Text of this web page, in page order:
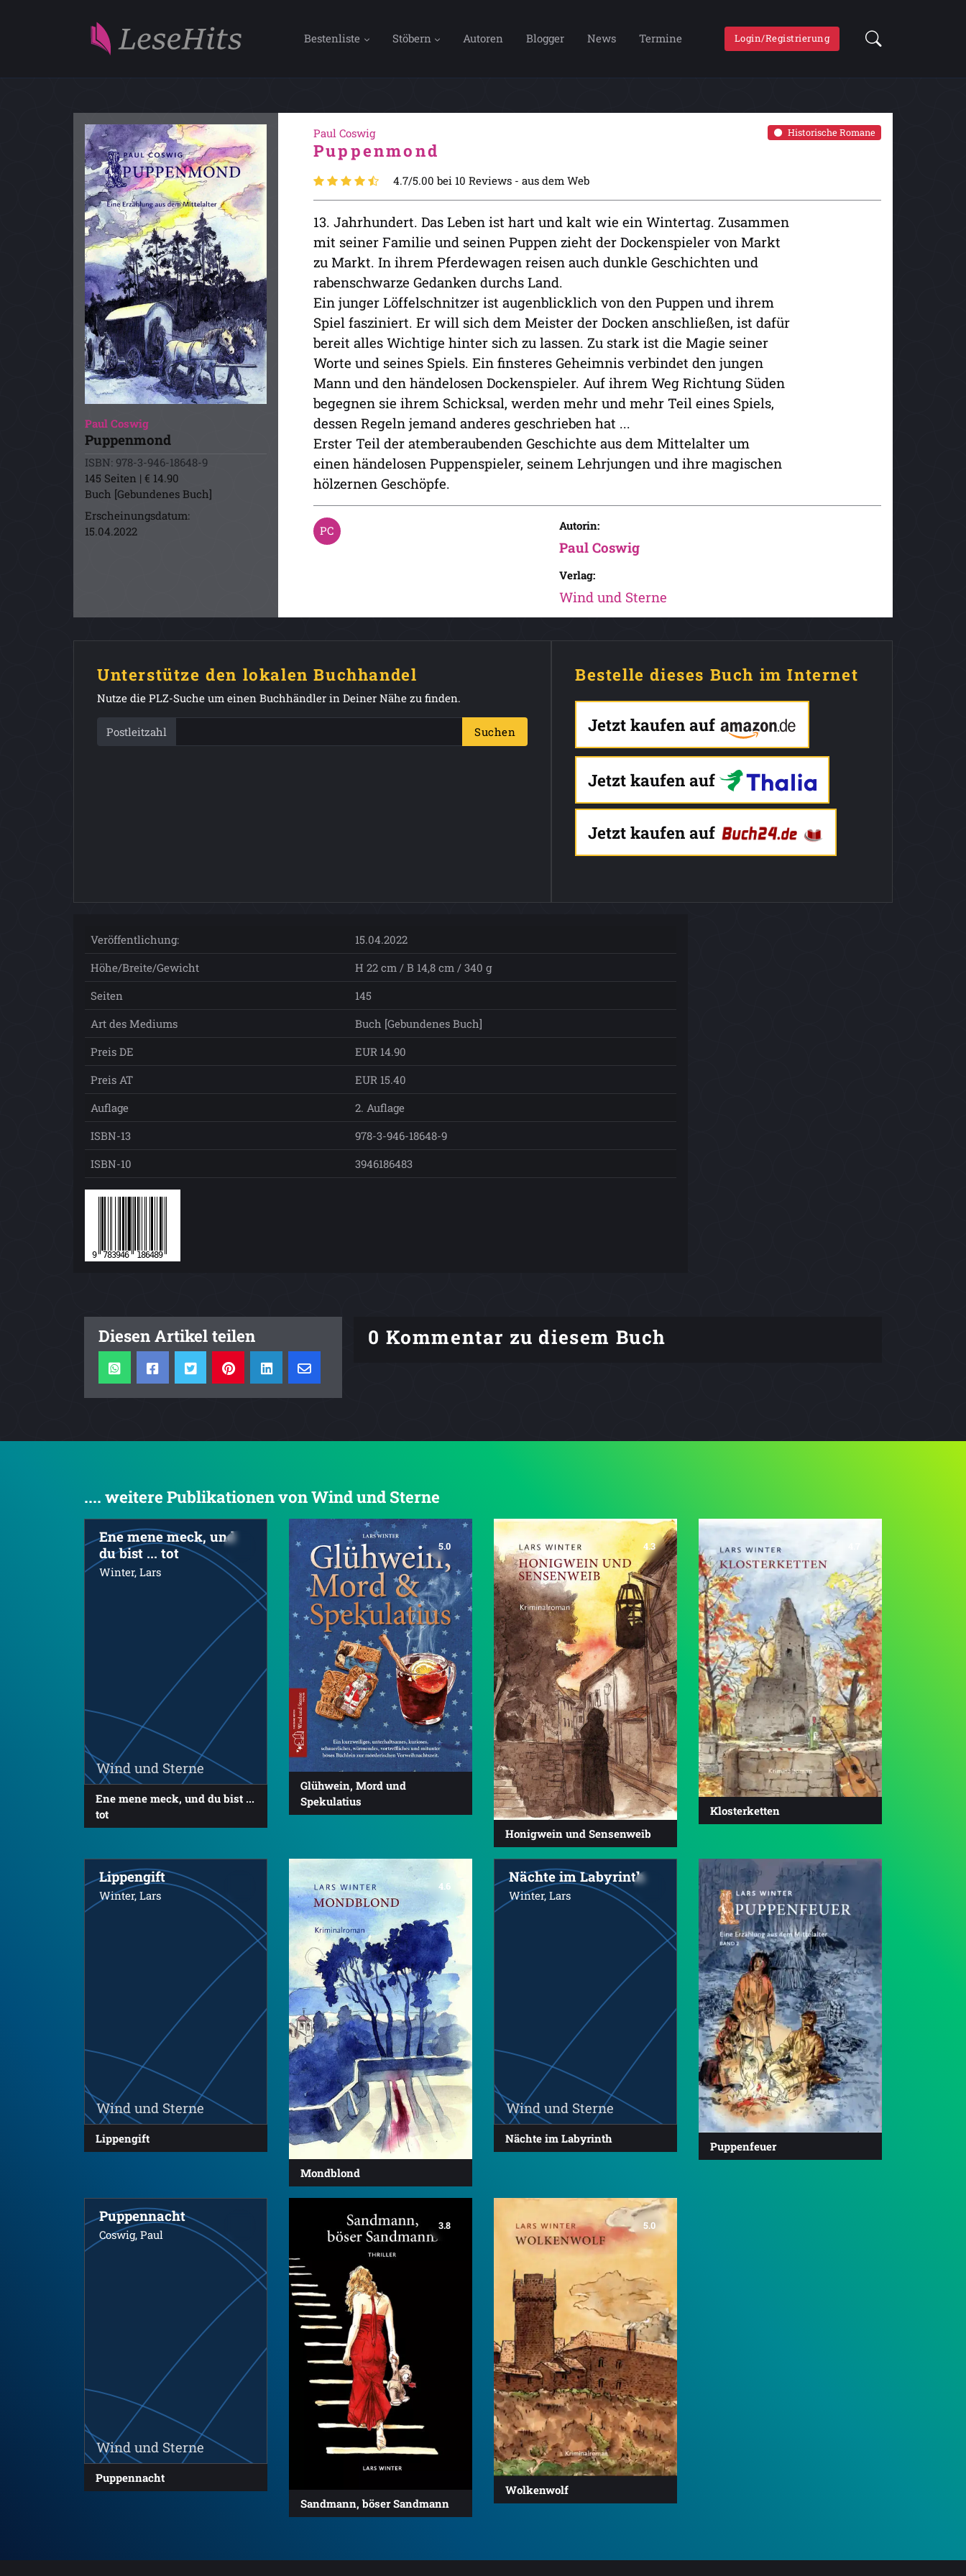
Bestenliste Stöbern Autoren Blogger News Termine Login/Registrierung
Paul Coswig
Puppenmond
ISBN: 978-3-946-18648-9
145 Seiten | € 14.90
Buch [Gebundenes Buch]
Erscheinungsdatum:
15.04.2022
Historische Romane
Paul Coswig
Puppenmond
4.7/5.00 bei 10 Reviews - aus dem Web
13. Jahrhundert. Das Leben ist hart und kalt wie ein Wintertag. Zusammen
mit seiner Familie und seinen Puppen zieht der Dockenspieler von Markt
zu Markt. In ihrem Pferdewagen reisen auch dunkle Geschichten und
rabenschwarze Gedanken durchs Land.
Ein junger Löffelschnitzer ist augenblicklich von den Puppen und ihrem
Spiel fasziniert. Er will sich dem Meister der Docken anschließen, ist dafür
bereit alles Wichtige hinter sich zu lassen. Zu stark ist die Magie seiner
Worte und seines Spiels. Ein finsteres Geheimnis verbindet den jungen
Mann und den händelosen Dockenspieler. Auf ihrem Weg Richtung Süden
begegnen sie ihrem Schicksal, werden mehr und mehr Teil eines Spiels,
dessen Regeln jemand anderes geschrieben hat ...
Erster Teil der atemberaubenden Geschichte aus dem Mittelalter um
einen händelosen Puppenspieler, seinem Lehrjungen und ihre magischen
hölzernen Geschöpfe.
Autorin:
Paul Coswig
Verlag:
Wind und Sterne
Unterstütze den lokalen Buchhandel
Nutze die PLZ-Suche um einen Buchhändler in Deiner Nähe zu finden.
Postleitzahl Suchen
Bestelle dieses Buch im Internet
Jetzt kaufen auf
Jetzt kaufen auf
Jetzt kaufen auf
Veröffentlichung:
15.04.2022
Höhe/Breite/Gewicht
H 22 cm / B 14,8 cm / 340 g
Seiten
145
Art des Mediums
Buch [Gebundenes Buch]
Preis DE
EUR 14.90
Preis AT
EUR 15.40
Auflage
2. Auflage
ISBN-13
978-3-946-18648-9
ISBN-10
3946186483
Diesen Artikel teilen 0 Kommentar zu diesem Buch
.... weitere Publikationen von Wind und Sterne
Ene mene meck, und
du bist ... tot
Winter, Lars
Wind und Sterne
Ene mene meck, und du bist ...
tot
5.0
Glühwein, Mord und
Spekulatius
4.3
Honigwein und Sensenweib
Klosterketten
Lippengift
Winter, Lars
Wind und Sterne
Lippengift
4.6
Mondblond
Nächte im Labyrinth
Winter, Lars
Wind und Sterne
Nächte im Labyrinth
Puppenfeuer
Puppennacht
Coswig, Paul
Wind und Sterne
Puppennacht
3.8
Sandmann, böser Sandmann
5.0
Wolkenwolf